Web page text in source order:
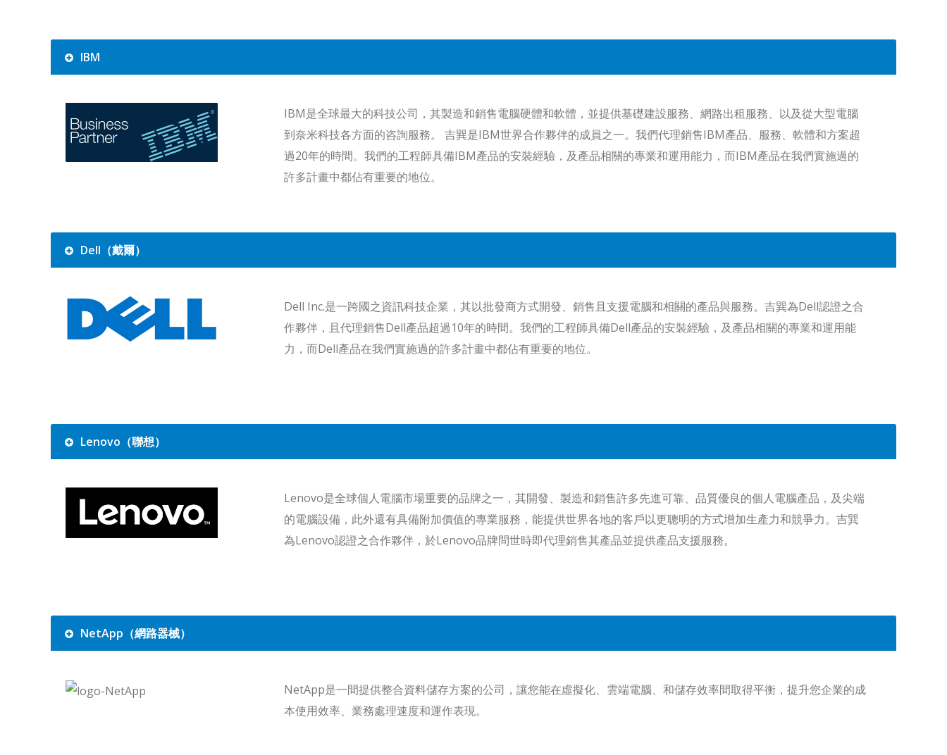
IBM
IBM是全球最大的科技公司，其製造和銷售電腦硬體和軟體，並提供基礎建設服務、網路出租服務、以及從大型電腦
到奈米科技各方面的咨詢服務。 吉巽是IBM世界合作夥伴的成員之一。我們代理銷售IBM產品、服務、軟體和方案超
過20年的時間。我們的工程師具備IBM產品的安裝經驗，及產品相關的專業和運用能力，而IBM產品在我們實施過的
許多計畫中都佔有重要的地位。
Dell（戴爾）
Dell Inc.是一跨國之資訊科技企業，其以批發商方式開發、銷售且支援電腦和相關的產品與服務。吉巽為Dell認證之合
作夥伴，且代理銷售Dell產品超過10年的時間。我們的工程師具備Dell產品的安裝經驗，及產品相關的專業和運用能
力，而Dell產品在我們實施過的許多計畫中都佔有重要的地位。
Lenovo（聯想）
Lenovo是全球個人電腦市場重要的品牌之一，其開發、製造和銷售許多先進可靠、品質優良的個人電腦產品，及尖端
的電腦設備，此外還有具備附加價值的專業服務，能提供世界各地的客戶以更聰明的方式增加生產力和競爭力。吉巽
為Lenovo認證之合作夥伴，於Lenovo品牌問世時即代理銷售其產品並提供產品支援服務。
NetApp（網路器械）
NetApp是一間提供整合資料儲存方案的公司，讓您能在虛擬化、雲端電腦、和儲存效率間取得平衡，提升您企業的成
本使用效率、業務處理速度和運作表現。